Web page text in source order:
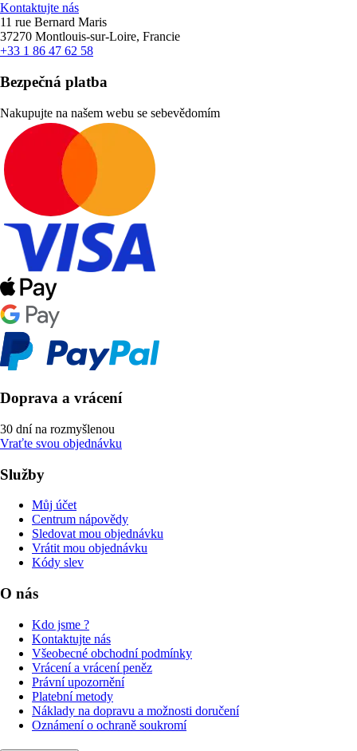
Kontaktujte nás
11 rue Bernard Maris
37270 Montlouis-sur-Loire, Francie
+33 1 86 47 62 58
Bezpečná platba
Nakupujte na našem webu se sebevědomím
Doprava a vrácení
30 dní na rozmyšlenou
Vraťte svou objednávku
Služby
Můj účet
Centrum nápovědy
Sledovat mou objednávku
Vrátit mou objednávku
Kódy slev
O nás
Kdo jsme ?
Kontaktujte nás
Všeobecné obchodní podmínky
Vrácení a vrácení peněz
Právní upozornění
Platební metody
Náklady na dopravu a možnosti doručení
Oznámení o ochraně soukromí